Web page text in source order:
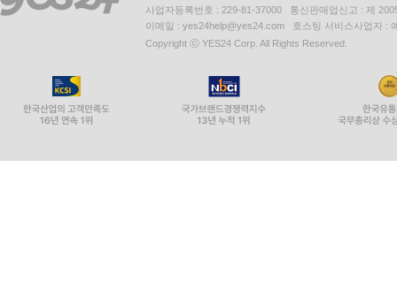
사업자등록번호 : 229-81-37000 통신판매업신고 : 제
이메일 : yes24help@yes24.com 호스팅 서비스사업자 :
Copyright ⓒ YES24 Corp. All Rights Reserved.